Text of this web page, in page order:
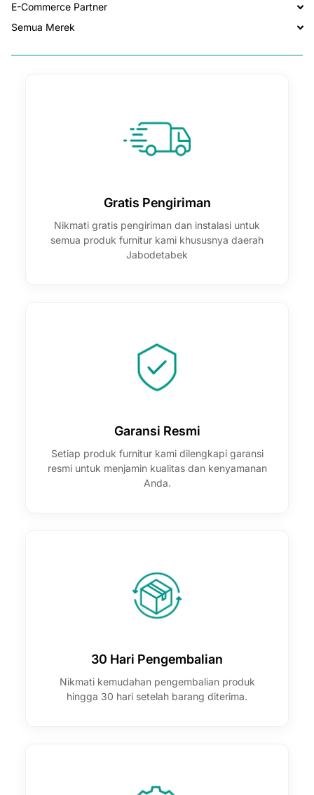
E-Commerce Partner
Semua Merek
Gratis Pengiriman
Nikmati gratis pengiriman dan instalasi untuk
semua produk furnitur kami khususnya daerah
Jabodetabek
Garansi Resmi
Setiap produk furnitur kami dilengkapi garansi
resmi untuk menjamin kualitas dan kenyamanan
Anda.
30 Hari Pengembalian
Nikmati kemudahan pengembalian produk
hingga 30 hari setelah barang diterima.